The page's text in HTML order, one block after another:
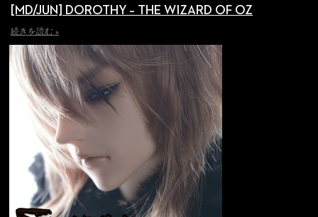
[MD/JUN] DOROTHY – THE WIZARD OF OZ
続きを読む »